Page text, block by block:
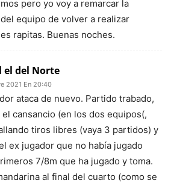
pero yo voy a remarcar la
equipo de volver a realizar
rapitas. Buenas noches.
el del Norte
2021 En 20:40
ataca de nuevo. Partido trabado,
el cansancio (en los dos equipos(,
tiros libres (vaya 3 partidos) y
ex jugador que no había jugado
7/8m que ha jugado y toma.
al final del cuarto (como se